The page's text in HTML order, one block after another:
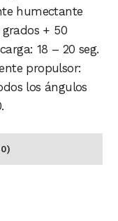
humectante
+ 50
18 – 20 seg.
propulsor:
los ángulos